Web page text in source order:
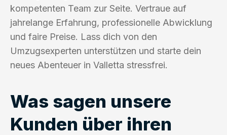
kompetenten Team zur Seite. Vertraue auf
jahrelange Erfahrung, professionelle Abwicklung
und faire Preise. Lass dich von den
Umzugsexperten unterstützen und starte dein
neues Abenteuer in Valletta stressfrei.
Was sagen unsere
Kunden über ihren